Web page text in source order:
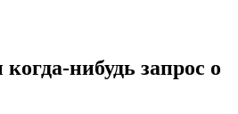
нибудь запрос о